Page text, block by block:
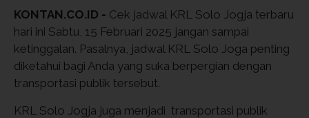
KONTAN.CO.ID - Cek jadwal KRL Solo Jogja terbaru
hari ini Sabtu, 15 Februari 2025 jangan sampai
ketinggalan. Pasalnya, jadwal KRL Solo Joga penting
diketahui bagi Anda yang suka berpergian dengan
transportasi publik tersebut.
KRL Solo Jogja juga menjadi transportasi publik